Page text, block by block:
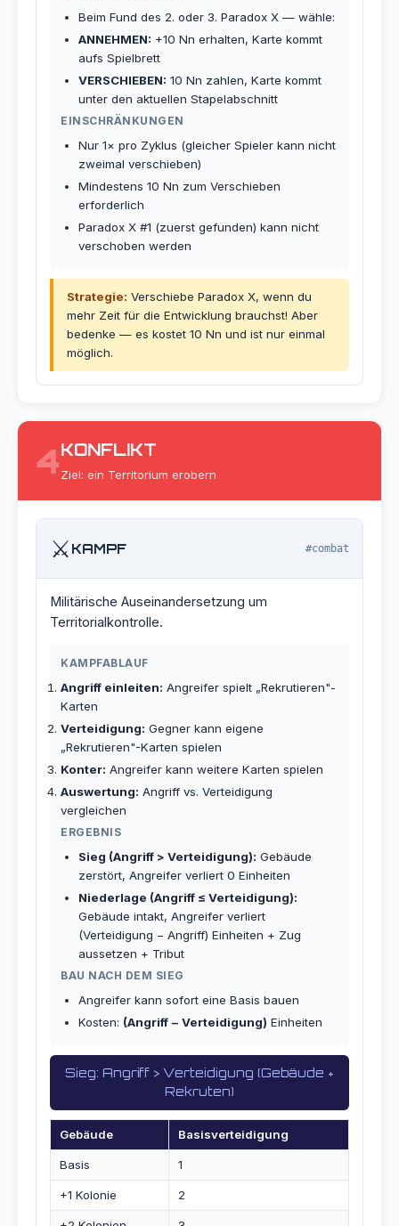
Beim Fund des 2. oder 3. Paradox X — wähle:
ANNEHMEN: +10 Nn erhalten, Karte kommt
aufs Spielbrett
VERSCHIEBEN: 10 Nn zahlen, Karte kommt
unter den aktuellen Stapelabschnitt
EINSCHRÄNKUNGEN
Nur 1× pro Zyklus (gleicher Spieler kann nicht
zweimal verschieben)
Mindestens 10 Nn zum Verschieben
erforderlich
Paradox X #1 (zuerst gefunden) kann nicht
verschoben werden
Strategie: Verschiebe Paradox X, wenn du
mehr Zeit für die Entwicklung brauchst! Aber
bedenke — es kostet 10 Nn und ist nur einmal
möglich.
4KONFLIKT
Ziel: ein Territorium erobern
⚔️ KAMPF #combat
Militärische Auseinandersetzung um
Territorialkontrolle.
KAMPFABLAUF
Angriff einleiten: Angreifer spielt „Rekrutieren"-
Karten
Verteidigung: Gegner kann eigene
„Rekrutieren"-Karten spielen
Konter: Angreifer kann weitere Karten spielen
Auswertung: Angriff vs. Verteidigung
vergleichen
ERGEBNIS
Sieg (Angriff > Verteidigung): Gebäude
zerstört, Angreifer verliert 0 Einheiten
Niederlage (Angriff ≤ Verteidigung):
Gebäude intakt, Angreifer verliert
(Verteidigung − Angriff) Einheiten + Zug
aussetzen + Tribut
BAU NACH DEM SIEG
Angreifer kann sofort eine Basis bauen
Kosten: (Angriff − Verteidigung) Einheiten
Sieg: Angriff > Verteidigung (Gebäude +
Rekruten)
Gebäude Basisverteidigung
Basis 1
+1 Kolonie 2